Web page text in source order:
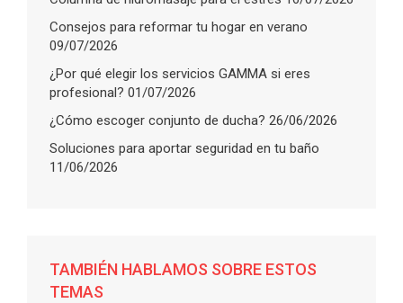
Consejos para reformar tu hogar en verano
09/07/2026
¿Por qué elegir los servicios GAMMA si eres
profesional? 01/07/2026
¿Cómo escoger conjunto de ducha? 26/06/2026
Soluciones para aportar seguridad en tu baño
11/06/2026
TAMBIÉN HABLAMOS SOBRE ESTOS
TEMAS